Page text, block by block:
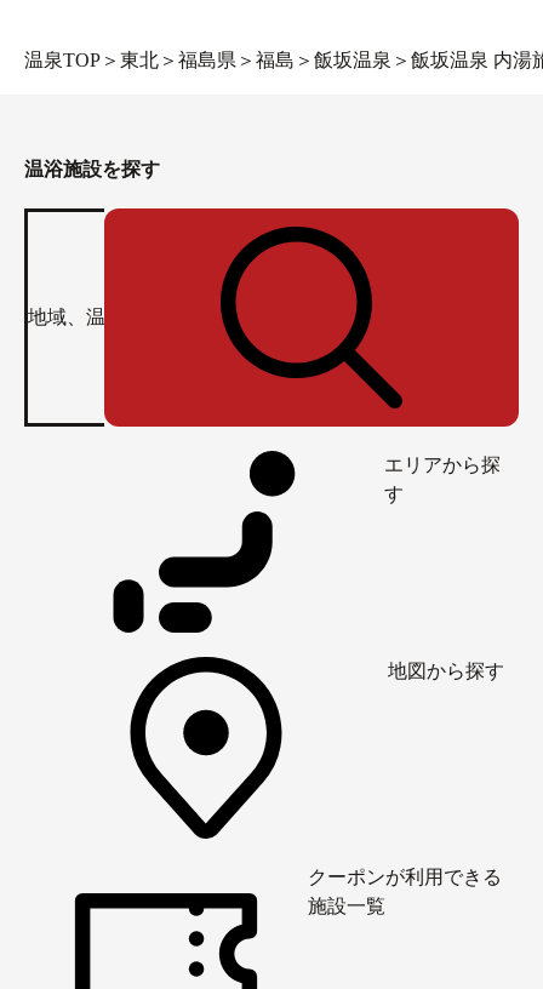
温泉TOP ＞ 東北 ＞ 福島県 ＞ 福島 ＞ 飯坂温泉 ＞ 飯坂温泉 内湯
温浴施設を探す
エリアから探
す
地図から探す
クーポンが利用できる
施設一覧